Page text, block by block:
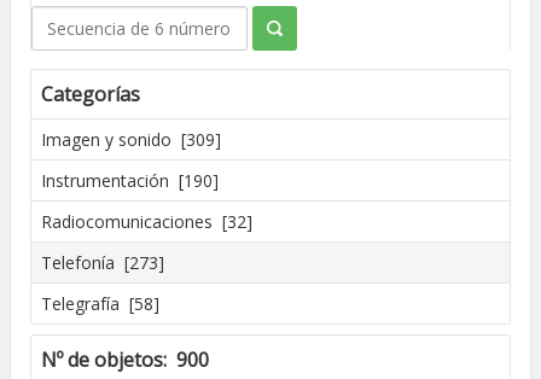
Categorías
Imagen y sonido [309]
Instrumentación [190]
Radiocomunicaciones [32]
Telefonía [273]
Telegrafía [58]
Nº de objetos: 900